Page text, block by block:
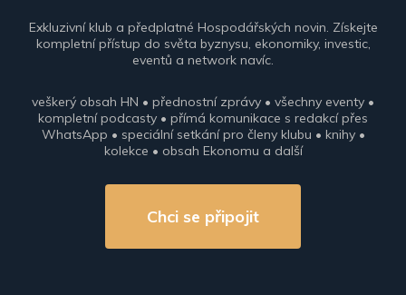
Exkluzivní klub a předplatné Hospodářských novin. Získejte
kompletní přístup do světa byznysu, ekonomiky, investic,
eventů a network navíc.
veškerý obsah HN • přednostní zprávy • všechny eventy •
kompletní podcasty • přímá komunikace s redakcí přes
WhatsApp • speciální setkání pro členy klubu • knihy •
kolekce • obsah Ekonomu a další
Chci se připojit